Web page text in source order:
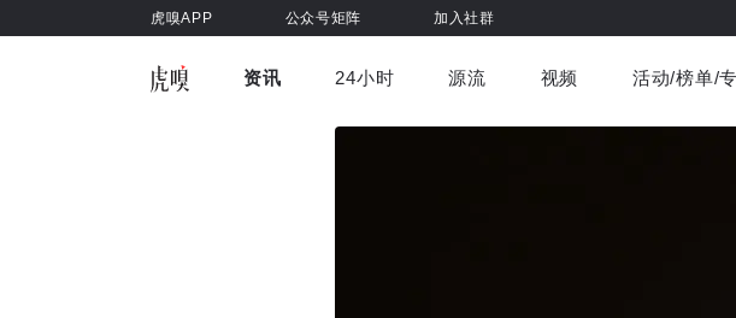
虎嗅APP 公众号矩阵 加入社群
资讯
车与出行 商业消费 社会文
24小时 源流 视频 活动/榜单/